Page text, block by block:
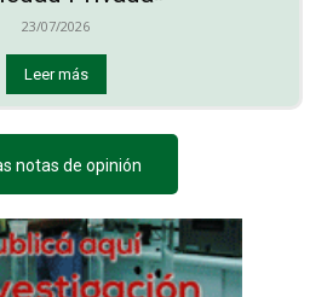
23/07/2026
Leer más
notas de opinión